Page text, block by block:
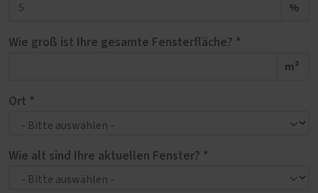
%
Wie groß ist Ihre gesamte Fensterfläche? *
m²
Ort *
Wie alt sind Ihre aktuellen Fenster? *